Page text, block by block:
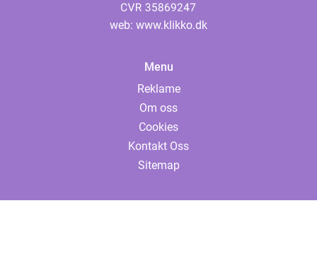
web: www.klikko.dk
Menu
Reklame
Om oss
Cookies
Kontakt Oss
Sitemap